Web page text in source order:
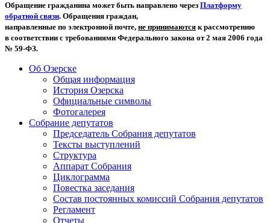
Обращение гражданина может быть направлено через Платформу
обратной связи. Обращения граждан,
направленные по электронной почте, не принимаются к рассмотрению
в соответствии с требованиями Федерального закона от 2 мая 2006 года
№ 59-ФЗ.
Об Озерске
Общая информация
История Озерска
Официальные символы
Фотогалерея
Собрание депутатов
Председатель Собрания депутатов
Тексты выступлений
Структура
Аппарат Собрания
Циклограмма
Повестка заседания
Состав постоянных комиссий Собрания депутатов
Регламент
Отчеты